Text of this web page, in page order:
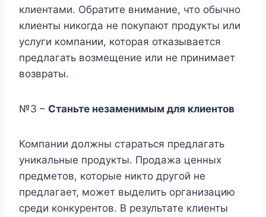
клиентами. Обратите внимание, что обычно
клиенты никогда не покупают продукты или
услуги компании, которая отказывается
предлагать возмещение или не принимает
возвраты.
№3 – Станьте незаменимым для клиентов
Компании должны стараться предлагать
уникальные продукты. Продажа ценных
предметов, которые никто другой не
предлагает, может выделить организацию
среди конкурентов. В результате клиенты